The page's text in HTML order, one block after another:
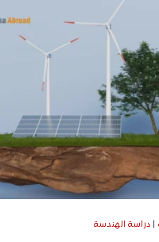
| دراسة الهندسة